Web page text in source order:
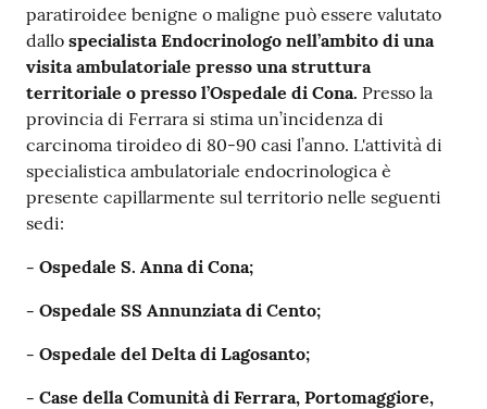
paratiroidee benigne o maligne può essere valutato
dallo specialista Endocrinologo nell’ambito di una
visita ambulatoriale presso una struttura
territoriale o presso l’Ospedale di Cona. Presso la
provincia di Ferrara si stima un’incidenza di
carcinoma tiroideo di 80-90 casi l’anno. L'attività di
specialistica ambulatoriale endocrinologica è
presente capillarmente sul territorio nelle seguenti
sedi:
- Ospedale S. Anna di Cona;
- Ospedale SS Annunziata di Cento;
- Ospedale del Delta di Lagosanto;
- Case della Comunità di Ferrara, Portomaggiore,